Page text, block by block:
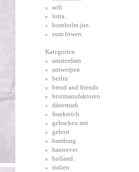
sofi.
lotta.
bornholm jun.
zum löwen.
Kategorien
amsterdam
antwerpen
berlin
bread and friends
brotmanufakturen
dänemark
frankreich
gebacken mit
gehört
hamburg
hannover
holland.
italien